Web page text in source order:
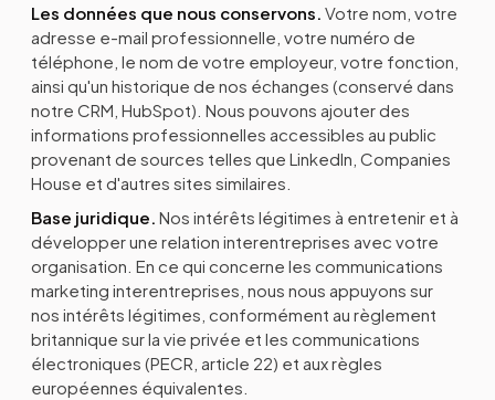
Les données que nous conservons. Votre nom, votre
adresse e-mail professionnelle, votre numéro de
téléphone, le nom de votre employeur, votre fonction,
ainsi qu'un historique de nos échanges (conservé dans
notre CRM, HubSpot). Nous pouvons ajouter des
informations professionnelles accessibles au public
provenant de sources telles que LinkedIn, Companies
House et d'autres sites similaires.
Base juridique. Nos intérêts légitimes à entretenir et à
développer une relation interentreprises avec votre
organisation. En ce qui concerne les communications
marketing interentreprises, nous nous appuyons sur
nos intérêts légitimes, conformément au règlement
britannique sur la vie privée et les communications
électroniques (PECR, article 22) et aux règles
européennes équivalentes.